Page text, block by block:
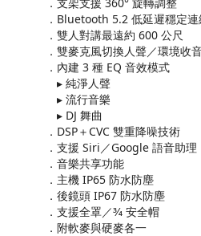
．Bluetooth 5.2 低延遲穩定連
．雙人對講最遠約 600 公尺
．雙麥克風切換人聲／環境收
．內建 3 種 EQ 音效模式
▸ 純淨人聲
▸ 流行音樂
▸ DJ 舞曲
．DSP＋CVC 雙重降噪技術
．支援 Siri／Google 語音助理
．音樂共享功能
．主機 IP65 防水防塵
．後鏡頭 IP67 防水防塵
．支援全罩／3⁄4 安全帽
．附軟麥與硬麥各一